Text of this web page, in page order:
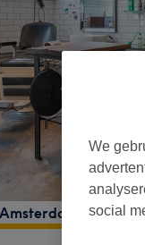
Amsterdam
We
social